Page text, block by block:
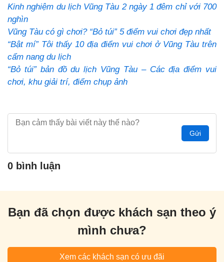
Kinh nghiệm du lịch Vũng Tàu 2 ngày 1 đêm chỉ với 700
nghìn
Vũng Tàu có gì chơi? “Bỏ túi” 5 điểm vui chơi đẹp nhất
“Bật mí” Tôi thấy 10 địa điểm vui chơi ở Vũng Tàu trên
cẩm nang du lịch
“Bỏ túi” bản đồ du lịch Vũng Tàu – Các địa điểm vui
chơi, khu giải trí, điểm chụp ảnh
Gửi
0 bình luận
Bạn đã chọn được khách sạn theo ý
mình chưa?
Xem các khách sạn có ưu đãi